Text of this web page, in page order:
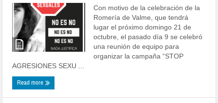
Con motivo de la celebración de la
Romería de Valme, que tendrá
lugar el próximo domingo 21 de
octubre, el pasado día 9 se celebró
una reunión de equipo para
organizar la campaña “STOP
AGRESIONES SEXU ...
Read more